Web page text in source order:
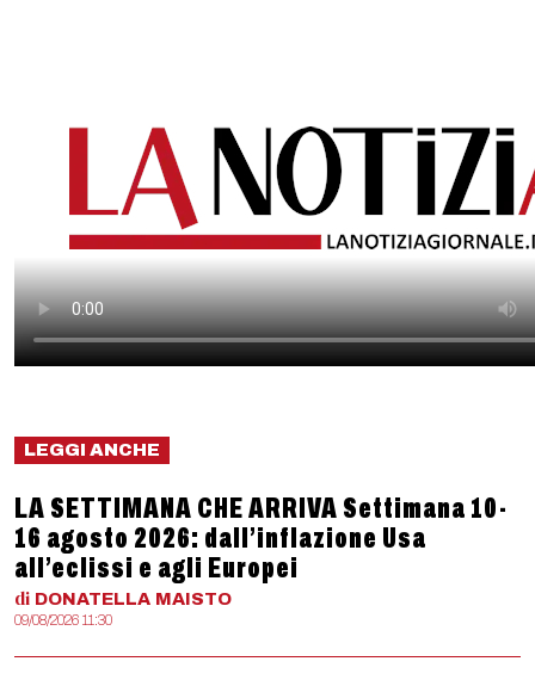
LEGGI ANCHE
LA SETTIMANA CHE ARRIVA Settimana 10-
16 agosto 2026: dall’inflazione Usa
all’eclissi e agli Europei
di DONATELLA MAISTO
09/08/2026 11:30